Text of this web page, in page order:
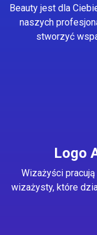
Beauty jest dla
naszych
stworzyć
Logo
Wizażyści
wizażysty, które